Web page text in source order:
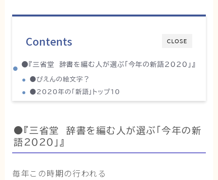
猫と人間の共生・社会問題
猫の可愛さ発見シリーズ
猫と暮らす快適環境づくり
猫と暮らすシニアライフ
ねこの飼い方
基本ガイド（ねこの飼い方、しつけ、食事）
CLOSE
Contents
●『三省堂 辞書を編む人が選ぶ「今年の新語2020」』
●ぴえんの絵文字？
●2020年の「新語」トップ10
●『三省堂 辞書を編む人が選ぶ「今年の新
語2020」』
毎年この時期の行われる